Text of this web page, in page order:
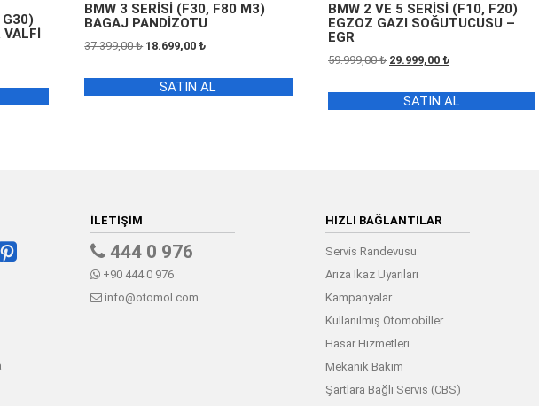
G30)
VALFİ
BMW 3 SERİSİ (F30, F80 M3)
BAGAJ PANDİZOTU
37.399,00₺ Orijinal
37.399,00 ₺.
18.699,00₺Şu
fiyat:
18.699,00 ₺.
SATIN AL
BMW 2 VE 5 SERİSİ (F10, F20)
EGZOZ GAZI SOĞUTUCUSU –
EGR
59.999,00₺ Orijinal
59.999,00 ₺.
29.999,00₺Şu
fiyat:
29.999,00 ₺.
SATIN AL
İLETIŞIM
444 0 976
+90 444 0 976
info@otomol.com
HIZLI BAĞLANTILAR
Servis Randevusu
Arıza İkaz Uyarıları
Kampanyalar
Kullanılmış Otomobiller
Hasar Hizmetleri
Mekanik Bakım
Şartlara Bağlı Servis (CBS)